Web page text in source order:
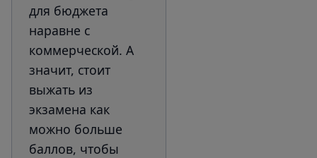
для бюджета
наравне с
коммерческой. А
значит, стоит
выжать из
экзамена как
можно больше
баллов, чтобы